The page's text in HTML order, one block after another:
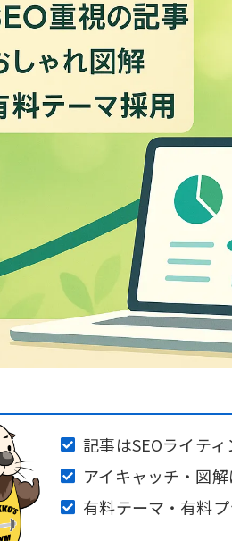
記事はSEOライテ
アイキャッチ・図
有料テーマ・有料プ